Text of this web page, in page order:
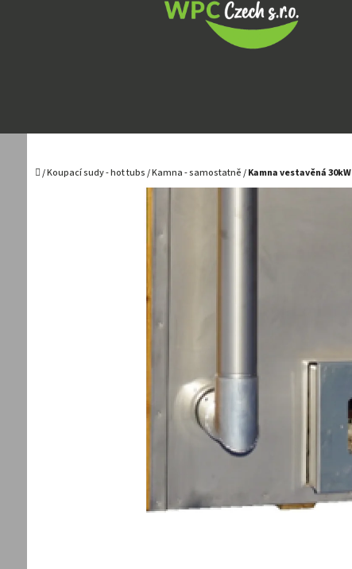
Domů
/Koupací sudy - hot tubs/Kamna - samostatně/ Kamna vestavěná 30kW